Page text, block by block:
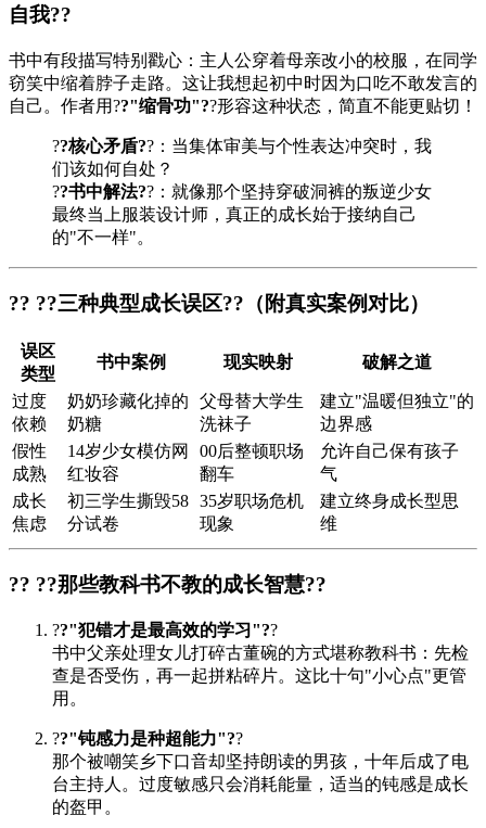
自我??
书中有段描写特别戳心：主人公穿着母亲改小的校服，在同学
窃笑中缩着脖子走路。这让我想起初中时因为口吃不敢发言的
自己。作者用??"缩骨功"??形容这种状态，简直不能更贴切！
??核心矛盾??：当集体审美与个性表达冲突时，我
们该如何自处？
??书中解法??：就像那个坚持穿破洞裤的叛逆少女
最终当上服装设计师，真正的成长始于接纳自己
的"不一样"。
?? ??三种典型成长误区??（附真实案例对比）
误区
类型
书中案例 现实映射 破解之道
过度
依赖
奶奶珍藏化掉的
奶糖
父母替大学生
洗袜子
建立"温暖但独立"的
边界感
假性
成熟
14岁少女模仿网
红妆容
00后整顿职场
翻车
允许自己保有孩子
气
成长
焦虑
初三学生撕毁58
分试卷
35岁职场危机
现象
建立终身成长型思
维
?? ??那些教科书不教的成长智慧??
??"犯错才是最高效的学习"??
书中父亲处理女儿打碎古董碗的方式堪称教科书：先检
查是否受伤，再一起拼粘碎片。这比十句"小心点"更管
用。
??"钝感力是种超能力"??
那个被嘲笑乡下口音却坚持朗读的男孩，十年后成了电
台主持人。过度敏感只会消耗能量，适当的钝感是成长
的盔甲。